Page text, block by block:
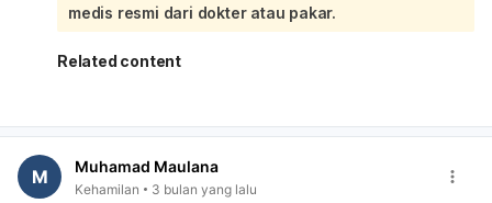
bahan yang aman:
Namun, sangat penting untuk selalu memeriksa daftar
bahan lengkap pada kemasan produk Skintific 5x
kehamilan, seperti hydroquinone, tretinoin, atau vitamin A
selama kehamilan akibat fluktuasi hormon, disarankan
untuk berkonsultasi dengan dokter kandungan Anda
medis resmi dari dokter atau pakar.
Related content
M Muhamad Maulana
Kehamilan 3 bulan yang lalu